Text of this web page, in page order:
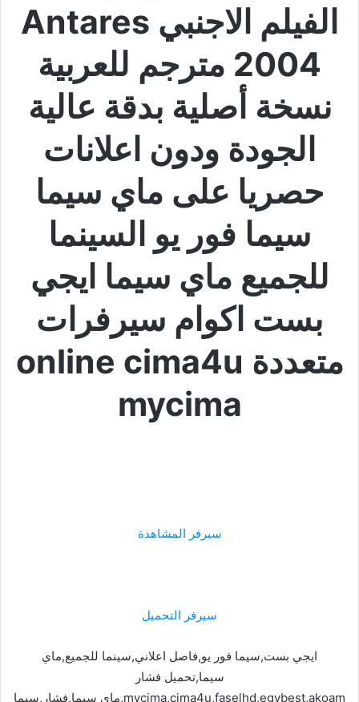
الفيلم الاجنبي Antares
2004 مترجم للعربية
نسخة أصلية بدقة عالية
الجودة ودون اعلانات
حصريا على ماي سيما
سيما فور يو السينما
للجميع ماي سيما ايجي
بست اكوام سيرفرات
متعددة online cima4u
mycima
سيرفر المشاهدة
سيرفر التحميل
ايجي بست,سيما فور يو,فاصل اعلاني,سينما للجميع,ماي
سيما,تحميل فشار
mycima,cima4u,faselhd,egybest,akoam,ماي سيما,فشار,سيما